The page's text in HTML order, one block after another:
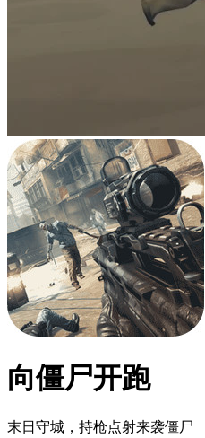
向僵尸开跑
末日守城，持枪点射来袭僵尸